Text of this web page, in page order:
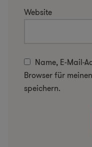
Website
Name, E-Mail-
Browser für
speichern.